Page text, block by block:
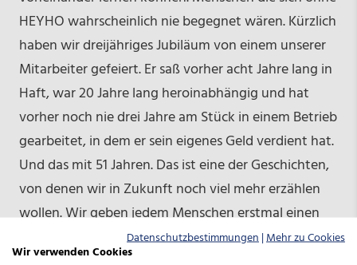
HEYHO wahrscheinlich nie begegnet wären. Kürzlich
haben wir dreijähriges Jubiläum von einem unserer
Mitarbeiter gefeiert. Er saß vorher acht Jahre lang in
Haft, war 20 Jahre lang heroinabhängig und hat
vorher noch nie drei Jahre am Stück in einem Betrieb
gearbeitet, in dem er sein eigenes Geld verdient hat.
Und das mit 51 Jahren. Das ist eine der Geschichten,
von denen wir in Zukunft noch viel mehr erzählen
wollen. Wir geben jedem Menschen erstmal einen
großen Vertrauensvorschuss – die Erfahrung lehrt
Datenschutzbestimmungen|Mehr zu Cookies
Wir verwenden Cookies